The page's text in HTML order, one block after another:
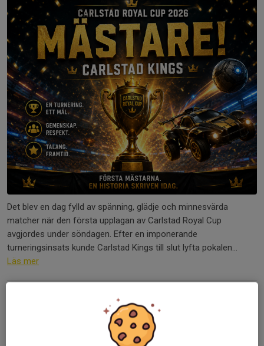
Det blev en dag fylld av spänning, glädje och minnesvärda
matcher när den första upplagan av Carlstad Royal Cup
avgjordes under söndagen. Efter en imponerande
turneringsinsats kunde Carlstad Kings till slut lyfta pokalen...
Läs mer
Livesändning från Carlstad Royal Cup
0 kommentarer